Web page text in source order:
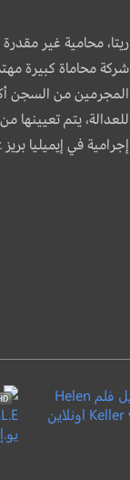
ريتا، محامية غير
شركة محاماة كبيرة
المجرمين من السجن
للعدالة، يتم
إجرامية في إيميليا بريز Emilia Pérez